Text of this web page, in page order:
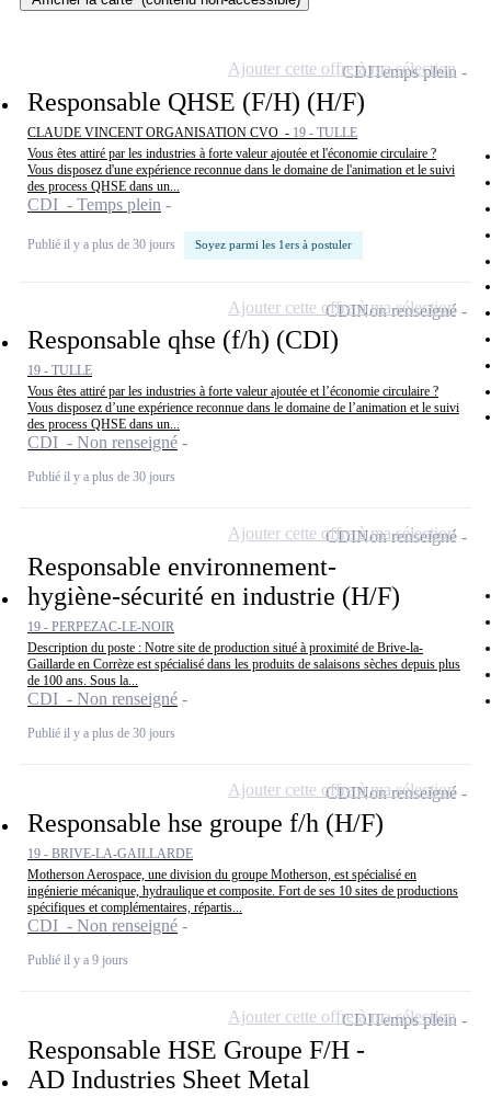
Responsable QHSE (F/H) (H/F)
CLAUDE VINCENT ORGANISATION CVO - 19 - TULLE
Vous êtes attiré par les industries à forte valeur ajoutée et l'économie circulaire ?
Vous disposez d'une expérience reconnue dans le domaine de l'animation et le suivi
des process QHSE dans un...
CDI - Temps plein
Publié il y a plus de 30 jours Soyez parmi les 1ers à postuler
CDITemps plein
Ajouter cette offre à ma sélection
Responsable qhse (f/h) (CDI)
19 - TULLE
Vous êtes attiré par les industries à forte valeur ajoutée et l’économie circulaire ?
Vous disposez d’une expérience reconnue dans le domaine de l’animation et le suivi
des process QHSE dans un...
CDI - Non renseigné
Publié il y a plus de 30 jours
CDINon renseigné
Ajouter cette offre à ma sélection
Responsable environnement-
hygiène-sécurité en industrie (H/F)
19 - PERPEZAC-LE-NOIR
Description du poste : Notre site de production situé à proximité de Brive-la-
Gaillarde en Corrèze est spécialisé dans les produits de salaisons sèches depuis plus
de 100 ans. Sous la...
CDI - Non renseigné
Publié il y a plus de 30 jours
CDINon renseigné
Ajouter cette offre à ma sélection
Responsable hse groupe f/h (H/F)
19 - BRIVE-LA-GAILLARDE
Motherson Aerospace, une division du groupe Motherson, est spécialisé en
ingénierie mécanique, hydraulique et composite. Fort de ses 10 sites de productions
spécifiques et complémentaires, répartis...
CDI - Non renseigné
Publié il y a 9 jours
CDINon renseigné
Ajouter cette offre à ma sélection
Responsable HSE Groupe F/H -
AD Industries Sheet Metal
CDITemps plein
Ajouter cette offre à ma sélection